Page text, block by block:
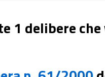
1 delibere